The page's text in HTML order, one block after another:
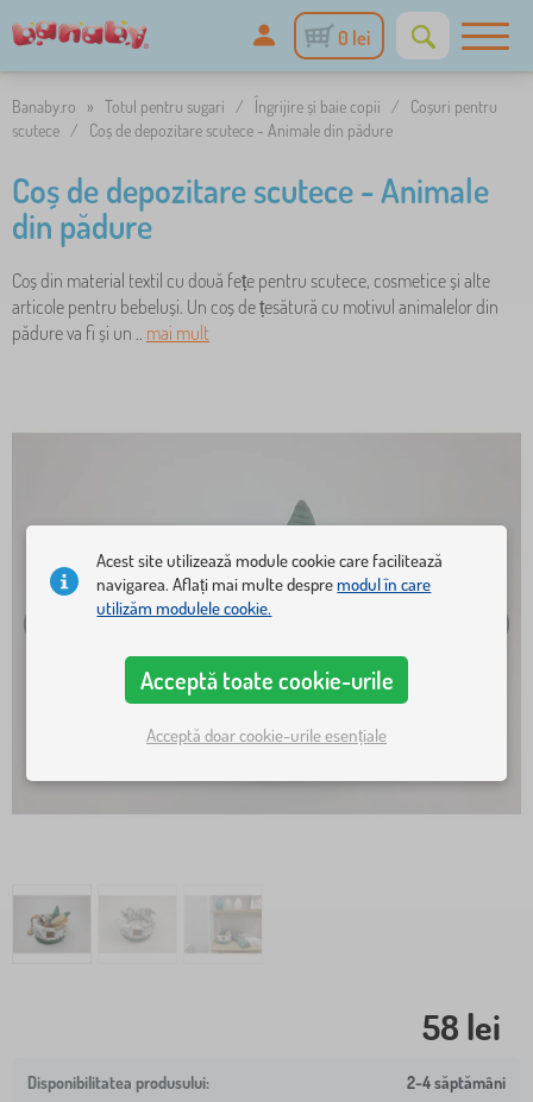
0 lei
Banaby.ro » Totul pentru sugari / Îngrijire și baie copii /
Coșuri pentru
scutece / Coș de depozitare scutece - Animale din pădure
Coș de depozitare scutece - Animale
din pădure
Coș din material textil cu două fețe pentru scutece, cosmetice și alte
articole pentru bebeluși. Un coș de țesătură cu motivul animalelor din
pădure va fi și un .. mai mult
58 lei
2-4 săptămâni
Acest site utilizează module cookie care facilitează
navigarea. Aflați mai multe despremodul în care
utilizăm modulele cookie.
Acceptă toate cookie-urile
Acceptă doar cookie-urile esențiale